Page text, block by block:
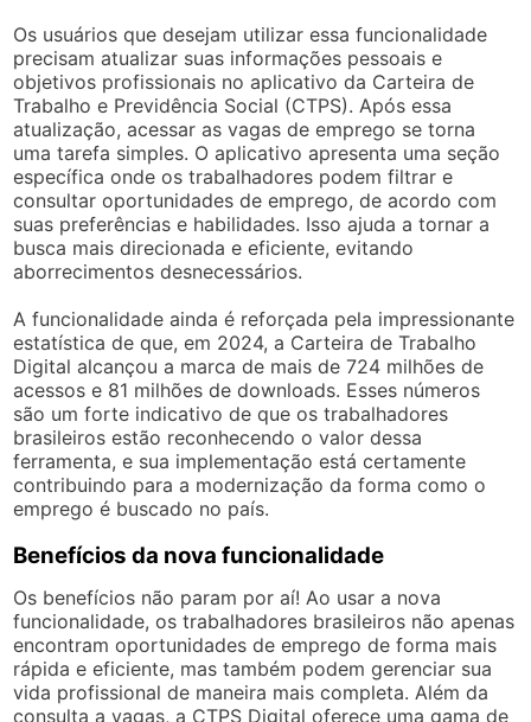
Os usuários que desejam utilizar essa funcionalidade
precisam atualizar suas informações pessoais e
objetivos profissionais no aplicativo da Carteira de
Trabalho e Previdência Social (CTPS). Após essa
atualização, acessar as vagas de emprego se torna
uma tarefa simples. O aplicativo apresenta uma seção
específica onde os trabalhadores podem filtrar e
consultar oportunidades de emprego, de acordo com
suas preferências e habilidades. Isso ajuda a tornar a
busca mais direcionada e eficiente, evitando
aborrecimentos desnecessários.
A funcionalidade ainda é reforçada pela impressionante
estatística de que, em 2024, a Carteira de Trabalho
Digital alcançou a marca de mais de 724 milhões de
acessos e 81 milhões de downloads. Esses números
são um forte indicativo de que os trabalhadores
brasileiros estão reconhecendo o valor dessa
ferramenta, e sua implementação está certamente
contribuindo para a modernização da forma como o
emprego é buscado no país.
Benefícios da nova funcionalidade
Os benefícios não param por aí! Ao usar a nova
funcionalidade, os trabalhadores brasileiros não apenas
encontram oportunidades de emprego de forma mais
rápida e eficiente, mas também podem gerenciar sua
vida profissional de maneira mais completa. Além da
consulta a vagas, a CTPS Digital oferece uma gama de